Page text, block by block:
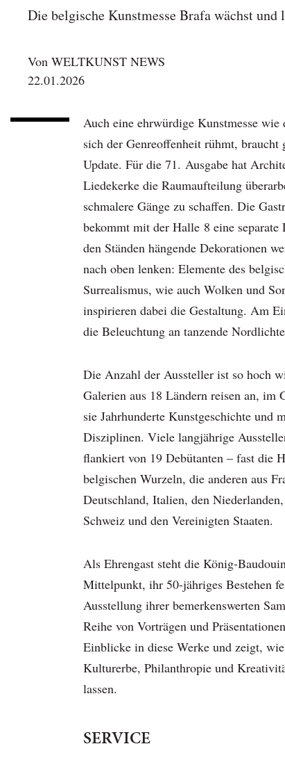
Die belgische Kunstmesse Brafa wächst
Von WELTKUNST NEWS
22.01.2026
Auch eine ehrwürdige Kunstmesse wie
sich der Genreoffenheit rühmt, braucht
Update. Für die 71. Ausgabe hat
Liedekerke die Raumaufteilung
schmalere Gänge zu schaffen. Die
bekommt mit der Halle 8 eine
den Ständen hängende Dekorationen
nach oben lenken: Elemente des
Surrealismus, wie auch Wolken und
inspirieren dabei die Gestaltung. Am
die Beleuchtung an tanzende
Die Anzahl der Aussteller ist so hoch
Galerien aus 18 Ländern reisen an, im
sie Jahrhunderte Kunstgeschichte und
Disziplinen. Viele langjährige
flankiert von 19 Debütanten – fast die
belgischen Wurzeln, die anderen aus
Deutschland, Italien, den
Schweiz und den Vereinigten Staaten.
Als Ehrengast steht die König-
Mittelpunkt, ihr 50-jähriges Bestehen
Ausstellung ihrer bemerkenswerten
Reihe von Vorträgen und
Einblicke in diese Werke und zeigt,
Kulturerbe, Philanthropie und
lassen.
SERVICE